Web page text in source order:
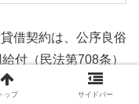
借契約は、公序良俗
付（民法第708条）
国見町在住であって
トップ サイドバー